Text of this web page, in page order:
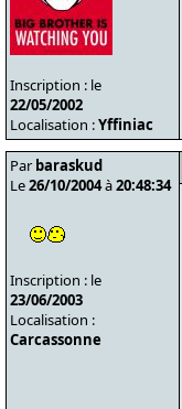
Inscription : le
22/05/2002
Localisation :Yffiniac
Par baraskud
Le26/10/2004à20:48:34
Inscription : le
23/06/2003
Localisation :
Carcassonne